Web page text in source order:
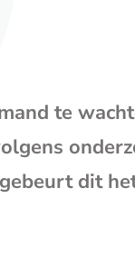
te
dit